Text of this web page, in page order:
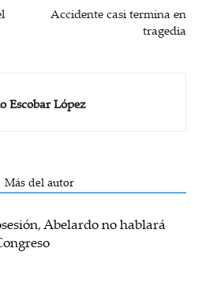
Accidente casi termina en
tragedia
Escobar López
Más del autor
Abelardo no hablará